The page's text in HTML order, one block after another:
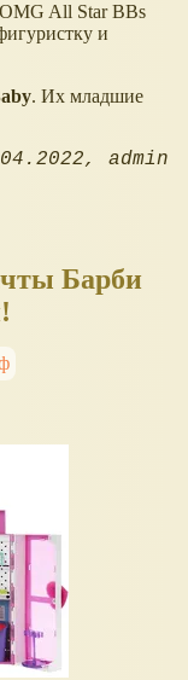
All Star BBs
и
. Их младшие
admin
Барби